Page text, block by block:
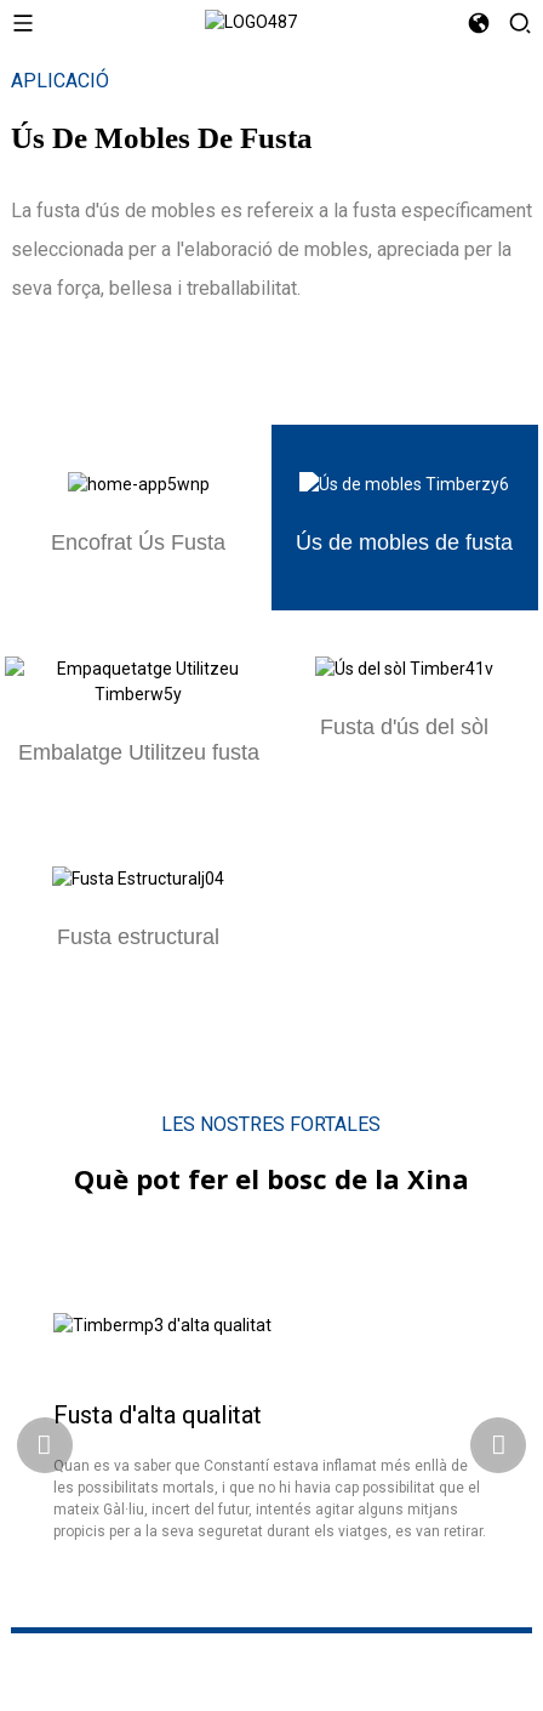
APLICACIÓ
Ús De Mobles De Fusta
La fusta d'ús de mobles es refereix a la fusta específicament
seleccionada per a l'elaboració de mobles, apreciada per la
seva força, bellesa i treballabilitat.
Encofrat Ús Fusta Ús de mobles de fusta
Embalatge Utilitzeu fusta
Fusta d'ús del sòl
Fusta estructural
LES NOSTRES FORTALES
Què pot fer el bosc de la Xina
Fusta d'alta qualitat
Quan es va saber que Constantí estava inflamat més enllà de
les possibilitats mortals, i que no hi havia cap possibilitat que el
mateix Gàl·liu, incert del futur, intentés agitar alguns mitjans
propicis per a la seva seguretat durant els viatges, es van retirar.